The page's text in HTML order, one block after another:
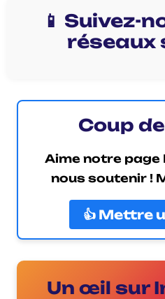
📱 Suivez-
réseaux
Coup
Aime notre page
nous soutenir !
👍 Mettre
Un œil sur